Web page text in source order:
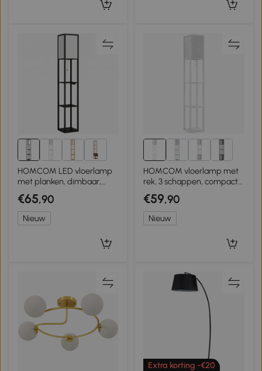
7+
HOMCOM LED vloerlamp
met planken, dimbaar,
kettingschakelaar &
stekkerdoos, zwart
€65,90
Nieuw
HOMCOM vloerlamp met
rek, 3 schappen, compact
formaat, MDF, wit
€59,90
Nieuw
Extra korting -€20